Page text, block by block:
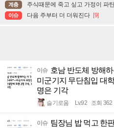
계층 주식때문에 죽고 싶고 가정이 파
이슈 다음 주부터 더 더워진다 [9]
이슈 호남 반도체 방해하
미군기지 무단침입 대
명은 기각
슬기로움 Lv.92 조회 362
이슈 팀장님 밥 먹고 한